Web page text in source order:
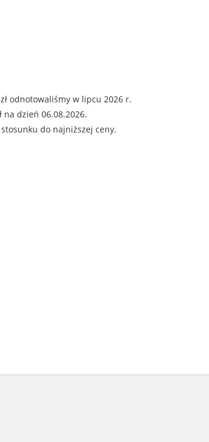
odnotowaliśmy w lipcu 2026 r.
na dzień 06.08.2026.
do najniższej ceny.